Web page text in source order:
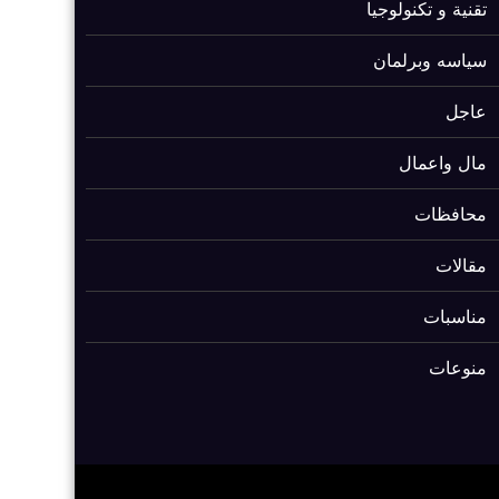
تقنية و تكنولوجيا
سياسه وبرلمان
عاجل
مال واعمال
محافظات
مقالات
مناسبات
منوعات